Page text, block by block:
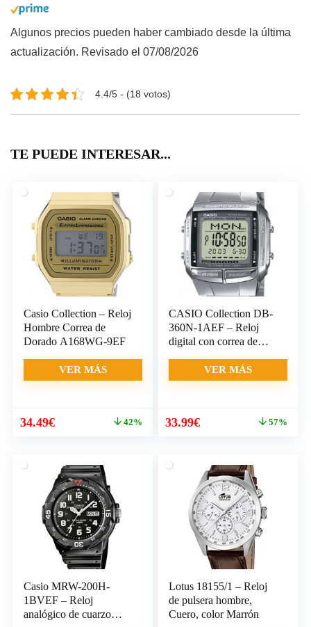
Algunos precios pueden haber cambiado desde la última
actualización. Revisado el 07/08/2026
4.4/5 - (18 votos)
TE PUEDE INTERESAR...
Casio Collection – Reloj
Hombre Correa de
Dorado A168WG-9EF
VER MÁS
El
era:
59.90€.
34.49€El
es:
34.49€.
42%
CASIO Collection DB-
360N-1AEF – Reloj
digital con correa de
hombre (cronómetro,
alarma, luz), color
VER MÁS
El
era:
79.11€.
33.99€El
es:
33.99€.
57%
Casio MRW-200H-
1BVEF – Reloj
analógico de cuarzo
Lotus 18155/1 – Reloj
de pulsera hombre,
Cuero, color Marrón